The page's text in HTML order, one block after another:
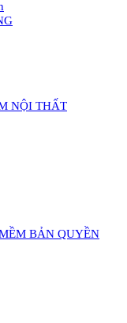
NỘI THẤT
BẢN QUYỀN